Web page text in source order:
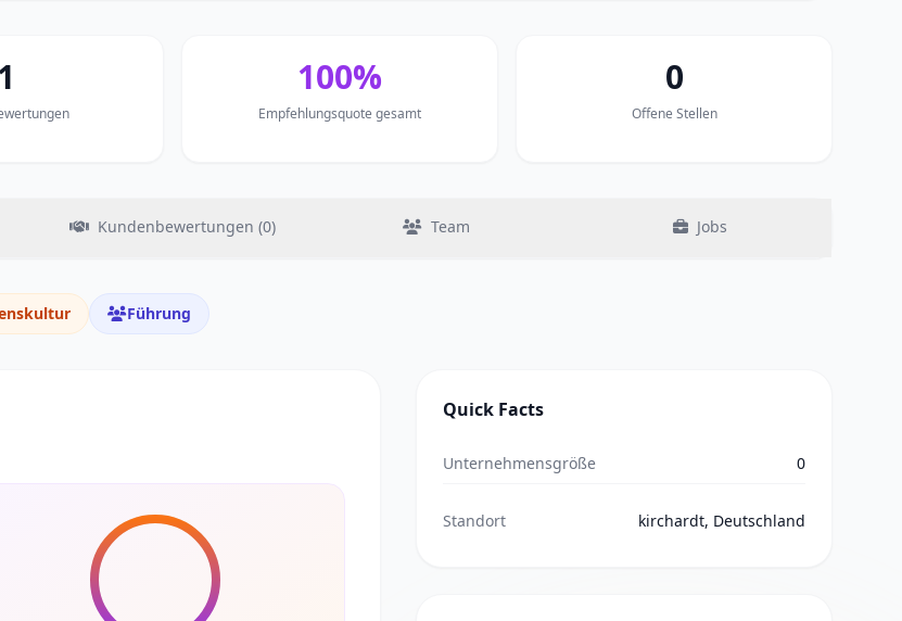
1 100%
Empfehlungsquote gesamt
0
Offene Stellen
Kundenbewertungen (0) Team Jobs
Führung
Quick Facts
Unternehmensgröße 0
Standort kirchardt, Deutschland